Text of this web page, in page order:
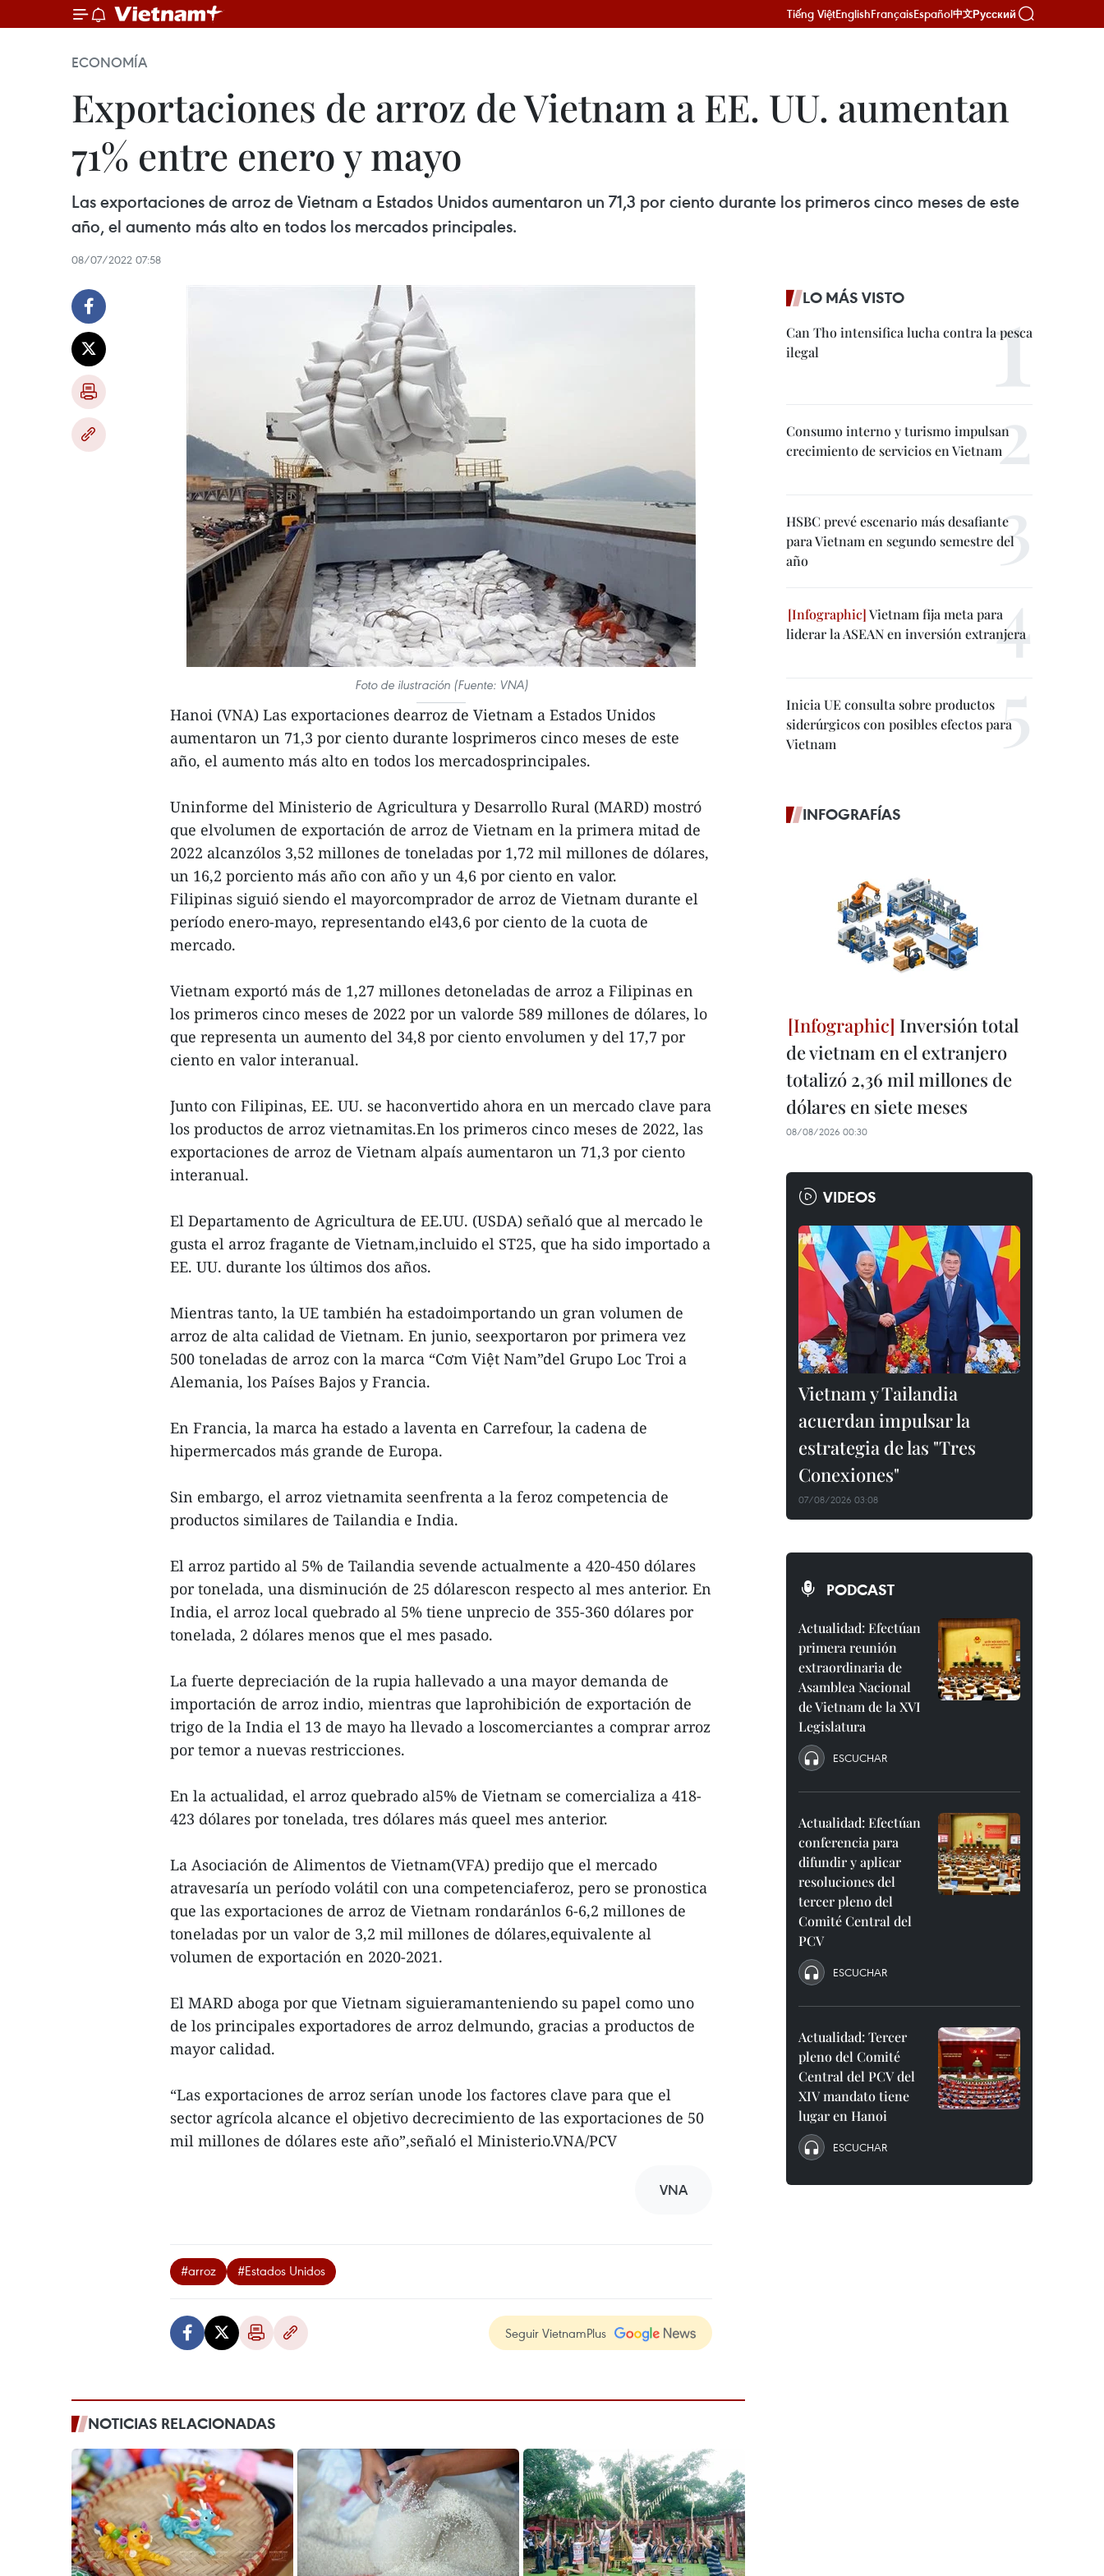
Tiếng ViệtEnglishFrançaisEspañol中文Русский
ECONOMÍA
Exportaciones de arroz de Vietnam a EE. UU. aumentan
71% entre enero y mayo
Las exportaciones de arroz de Vietnam a Estados Unidos aumentaron un 71,3 por ciento durante los primeros cinco meses de este
año, el aumento más alto en todos los mercados principales.
08/07/2022 07:58
Foto de ilustración (Fuente: VNA)
Hanoi (VNA) Las exportaciones dearroz de Vietnam a Estados Unidos
aumentaron un 71,3 por ciento durante losprimeros cinco meses de este
año, el aumento más alto en todos los mercadosprincipales.
Uninforme del Ministerio de Agricultura y Desarrollo Rural (MARD) mostró
que elvolumen de exportación de arroz de Vietnam en la primera mitad de
2022 alcanzólos 3,52 millones de toneladas por 1,72 mil millones de dólares,
un 16,2 porciento más año con año y un 4,6 por ciento en valor.
Filipinas siguió siendo el mayorcomprador de arroz de Vietnam durante el
período enero-mayo, representando el43,6 por ciento de la cuota de
mercado.
Vietnam exportó más de 1,27 millones detoneladas de arroz a Filipinas en
los primeros cinco meses de 2022 por un valorde 589 millones de dólares, lo
que representa un aumento del 34,8 por ciento envolumen y del 17,7 por
ciento en valor interanual.
Junto con Filipinas, EE. UU. se haconvertido ahora en un mercado clave para
los productos de arroz vietnamitas.En los primeros cinco meses de 2022, las
exportaciones de arroz de Vietnam alpaís aumentaron un 71,3 por ciento
interanual.
El Departamento de Agricultura de EE.UU. (USDA) señaló que al mercado le
gusta el arroz fragante de Vietnam,incluido el ST25, que ha sido importado a
EE. UU. durante los últimos dos años.
Mientras tanto, la UE también ha estadoimportando un gran volumen de
arroz de alta calidad de Vietnam. En junio, seexportaron por primera vez
500 toneladas de arroz con la marca “Cơm Việt Nam”del Grupo Loc Troi a
Alemania, los Países Bajos y Francia.
En Francia, la marca ha estado a laventa en Carrefour, la cadena de
hipermercados más grande de Europa.
Sin embargo, el arroz vietnamita seenfrenta a la feroz competencia de
productos similares de Tailandia e India.
El arroz partido al 5% de Tailandia sevende actualmente a 420-450 dólares
por tonelada, una disminución de 25 dólarescon respecto al mes anterior. En
India, el arroz local quebrado al 5% tiene unprecio de 355-360 dólares por
tonelada, 2 dólares menos que el mes pasado.
La fuerte depreciación de la rupia hallevado a una mayor demanda de
importación de arroz indio, mientras que laprohibición de exportación de
trigo de la India el 13 de mayo ha llevado a loscomerciantes a comprar arroz
por temor a nuevas restricciones.
En la actualidad, el arroz quebrado al5% de Vietnam se comercializa a 418-
423 dólares por tonelada, tres dólares más queel mes anterior.
La Asociación de Alimentos de Vietnam(VFA) predijo que el mercado
atravesaría un período volátil con una competenciaferoz, pero se pronostica
que las exportaciones de arroz de Vietnam rondaránlos 6-6,2 millones de
toneladas por un valor de 3,2 mil millones de dólares,equivalente al
volumen de exportación en 2020-2021.
El MARD aboga por que Vietnam siguieramanteniendo su papel como uno
de los principales exportadores de arroz delmundo, gracias a productos de
mayor calidad.
“Las exportaciones de arroz serían unode los factores clave para que el
sector agrícola alcance el objetivo decrecimiento de las exportaciones de 50
mil millones de dólares este año”,señaló el Ministerio.VNA/PCV
VNA
#arroz #Estados Unidos
Seguir VietnamPlus
NOTICIAS RELACIONADAS
LO MÁS VISTO
Can Tho intensifica lucha contra la pesca
ilegal
Consumo interno y turismo impulsan
crecimiento de servicios en Vietnam
HSBC prevé escenario más desafiante
para Vietnam en segundo semestre del
año
Vietnam fija meta para
liderar la ASEAN en inversión extranjera
Inicia UE consulta sobre productos
siderúrgicos con posibles efectos para
Vietnam
INFOGRAFÍAS
Inversión total
de vietnam en el extranjero
totalizó 2,36 mil millones de
dólares en siete meses
08/08/2026 00:30
VIDEOS
Vietnam y Tailandia
acuerdan impulsar la
estrategia de las "Tres
Conexiones"
07/08/2026 03:08
PODCAST
Actualidad: Efectúan
primera reunión
extraordinaria de
Asamblea Nacional
de Vietnam de la XVI
Legislatura
ESCUCHAR
Actualidad: Efectúan
conferencia para
difundir y aplicar
resoluciones del
tercer pleno del
Comité Central del
PCV
ESCUCHAR
Actualidad: Tercer
pleno del Comité
Central del PCV del
XIV mandato tiene
lugar en Hanoi
ESCUCHAR